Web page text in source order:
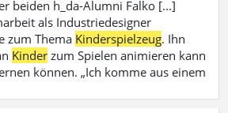
beiden h_da-Alumni Falko [...]
als Industriedesigner
zum Thema Kinderspielzeug. Ihn
Kinder zum Spielen animieren kann
können. „Ich komme aus einem